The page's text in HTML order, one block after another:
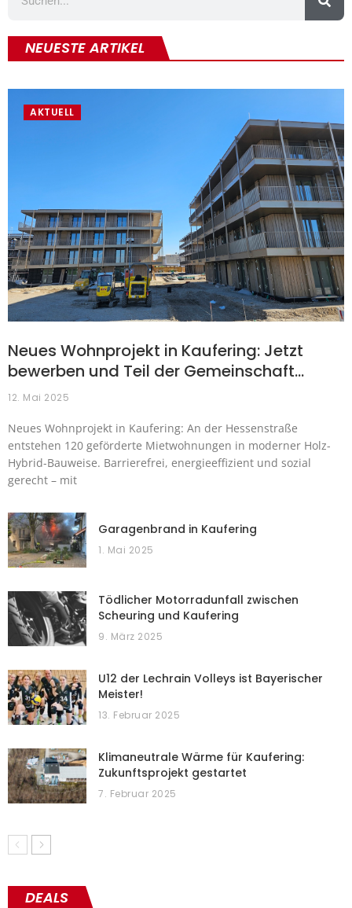
NEUESTE ARTIKEL
AKTUELL
Neues Wohnprojekt in Kaufering: Jetzt
bewerben und Teil der Gemeinschaft…
12. Mai 2025
Neues Wohnprojekt in Kaufering: An der Hessenstraße
entstehen 120 geförderte Mietwohnungen in moderner Holz-
Hybrid-Bauweise. Barrierefrei, energieeffizient und sozial
gerecht – mit
Garagenbrand in Kaufering
1. Mai 2025
Tödlicher Motorradunfall zwischen
Scheuring und Kaufering
9. März 2025
U12 der Lechrain Volleys ist Bayerischer
Meister!
13. Februar 2025
Klimaneutrale Wärme für Kaufering:
Zukunftsprojekt gestartet
7. Februar 2025
DEALS